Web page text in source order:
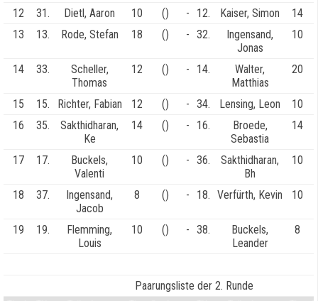
12 31. Dietl, Aaron 10 () - 12. Kaiser, Simon
14
13
13. Rode, Stefan 18 () - 32.
Ingensand,
Jonas
10
14 33.
Scheller,
Thomas
12 () - 14.
Walter,
Matthias
20
15 15. Richter, Fabian 12 () - 34. Lensing, Leon
10
16
35.
Sakthidharan,
Ke
14 () - 16.
Broede,
Sebastia
14
17 17.
Buckels,
Valenti
10 () - 36.
Sakthidharan,
Bh
10
18 37.
Ingensand,
Jacob
8 () - 18. Verfürth, Kevin 10
19 19.
Flemming,
Louis
10 () - 38.
Buckels,
Leander
8
Paarungsliste der 2. Runde